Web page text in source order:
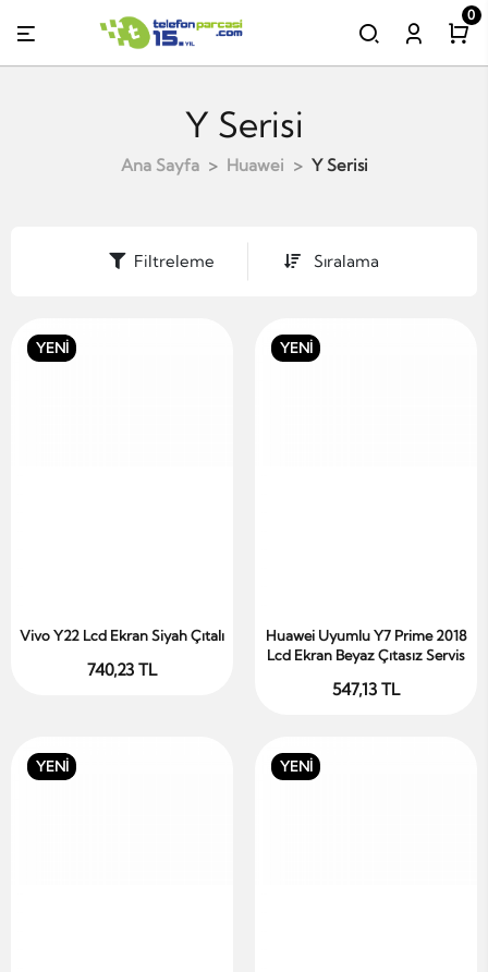
0
Y Serisi
Ana Sayfa Huawei Y Serisi
Filtreleme Sıralama
YENİ
Sepete Ekle
Vivo Y22 Lcd Ekran Siyah Çıtalı
740,23 TL
YENİ
Sepete Ekle
Huawei Uyumlu Y7 Prime 2018
Lcd Ekran Beyaz Çıtasız Servis
547,13 TL
YENİ YENİ